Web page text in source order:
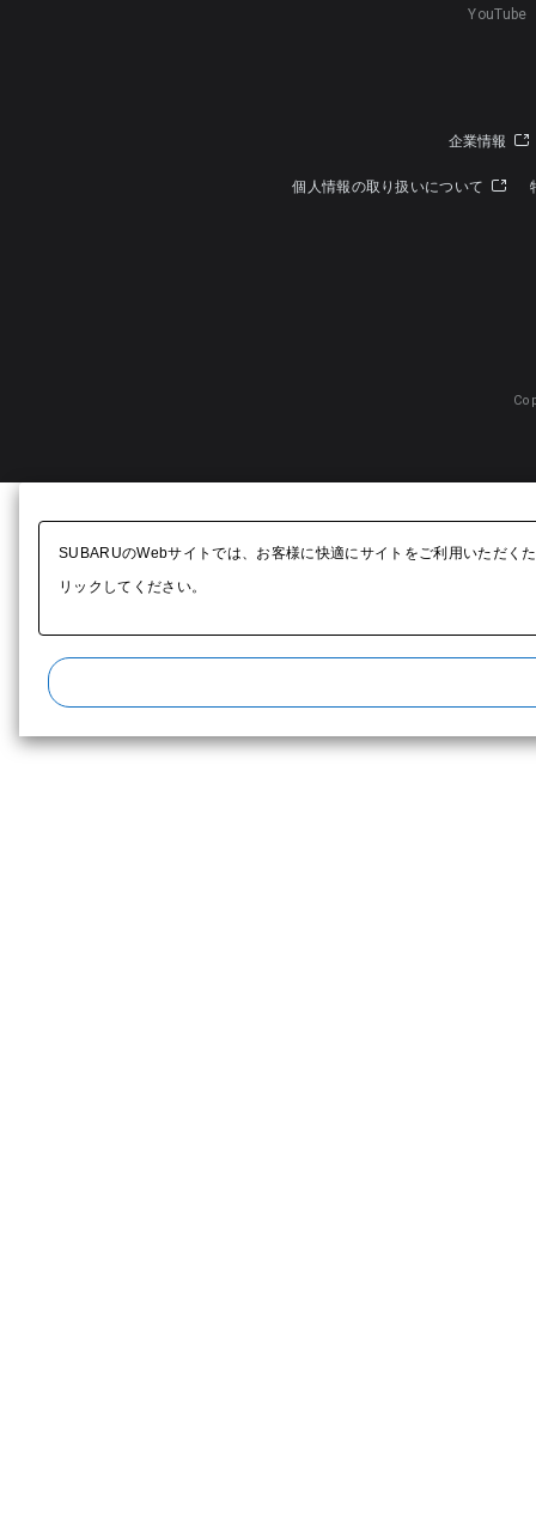
YouTube
企業情報
個人情報の取り扱いについて
SUBARUのWebサイトでは、お客様に快適にサイトをご利用いただく
リックしてください。​